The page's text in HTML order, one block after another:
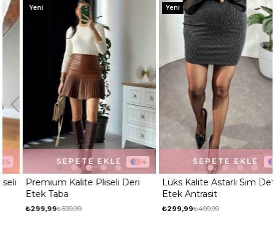
Premium Kalite Pliseli Deri
Etek Taba
₺299,99₺599,99
SEPETE EKLE
Yeni
Lüks Kalite Astarlı Sim Detaylı
Etek Antrasit
₺299,99₺499,99
SEPETE EKLE